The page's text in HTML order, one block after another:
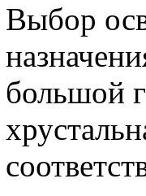
Выбор
большой